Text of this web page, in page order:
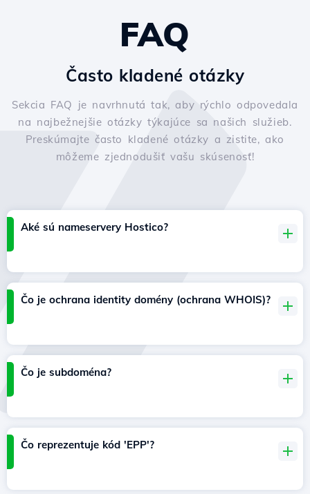
FAQ
Často kladené otázky
Sekcia FAQ je navrhnutá tak, aby rýchlo odpovedala
na najbežnejšie otázky týkajúce sa našich služieb.
Preskúmajte často kladené otázky a zistite, ako
môžeme zjednodušiť vašu skúsenosť!
Aké sú nameservery Hostico?
Čo je ochrana identity domény (ochrana WHOIS)?
Čo je subdoména?
Čo reprezentuje kód 'EPP'?